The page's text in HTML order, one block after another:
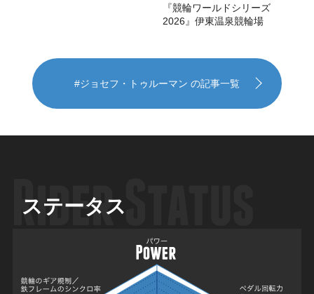
『競輪ワールドシリーズ
2026』伊東温泉競輪場
#ジョセフ・トゥルーマン の記事一覧
ステータス